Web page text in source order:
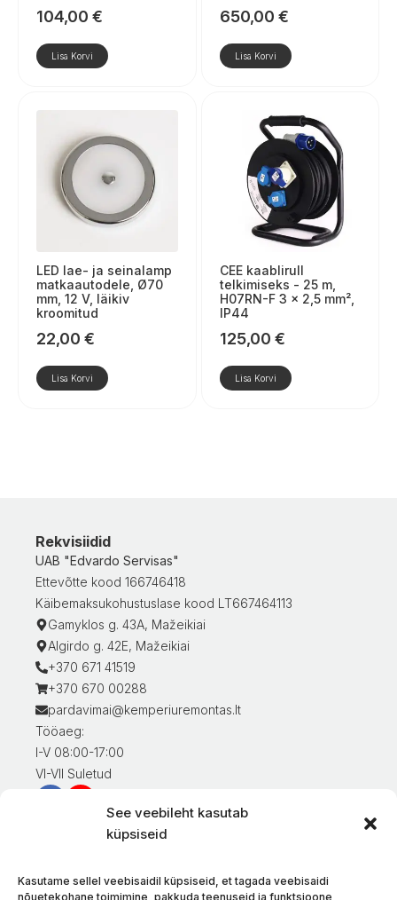
See veebileht kasutab
küpsiseid
Kasutame sellel veebisaidil küpsiseid, et tagada veebisaidi
nõuetekohane toimimine, pakkuda teenuseid ja funktsioone,
104,00 €
Lisa Korvi
650,00 €
Lisa Korvi
LED lae- ja seinalamp
matkaautodele, Ø70
mm, 12 V, läikiv
kroomitud
22,00 €
Lisa Korvi
CEE kaablirull
telkimiseks - 25 m,
H07RN-F 3 x 2,5 mm²,
IP44
125,00 €
Lisa Korvi
Rekvisiidid
UAB "Edvardo Servisas"
Ettevõtte kood 166746418
Käibemaksukohustuslase kood LT667464113
Gamyklos g. 43A, Mažeikiai
Algirdo g. 42E, Mažeikiai
+370 671 41519
+370 670 00288
pardavimai@kemperiuremontas.lt
Tööaeg:
I-V 08:00-17:00
VI-VII Suletud
Teave klientidele
Kaupade tarnimine